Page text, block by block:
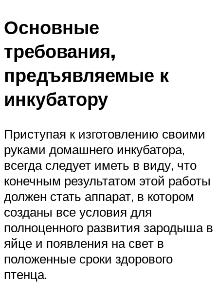
Основные
требования,
предъявляемые к
инкубатору
Приступая к изготовлению своими
руками домашнего инкубатора,
всегда следует иметь в виду, что
конечным результатом этой работы
должен стать аппарат, в котором
созданы все условия для
полноценного развития зародыша в
яйце и появления на свет в
положенные сроки здорового
птенца.